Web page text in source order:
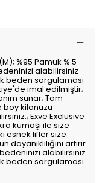
%95 Pamuk % 5
alabilirsiniz
beden sorgulaması
imal edilmiştir;
sunar; Tam
kilonuzu
Exve Exclusive
kumaşı ile size
esnek lifler size
artırır
alabilirsiniz
beden sorgulaması